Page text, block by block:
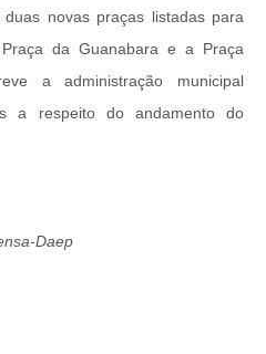
novas praças listadas para
da Guanabara e a Praça
a administração municipal
a respeito do andamento do
Daep